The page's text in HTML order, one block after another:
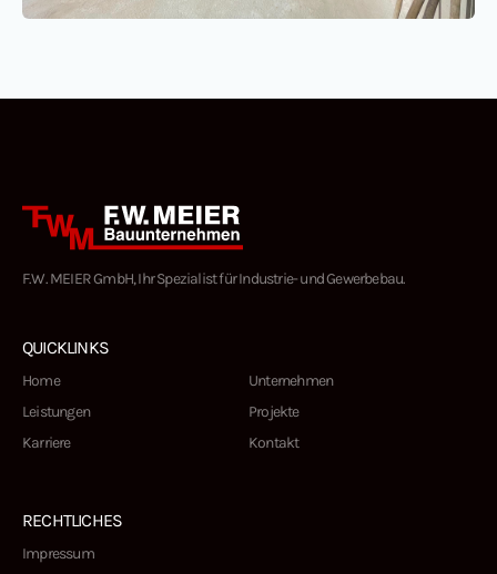
F.W. MEIER GmbH, Ihr Spezialist für Industrie- und Gewerbebau.
QUICKLINKS
Home
Unternehmen
Leistungen
Projekte
Karriere
Kontakt
RECHTLICHES
Impressum